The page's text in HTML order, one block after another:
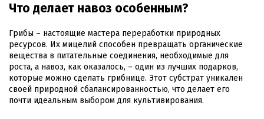
Что делает навоз особенным?
Грибы – настоящие мастера переработки природных
ресурсов. Их мицелий способен превращать органические
вещества в питательные соединения, необходимые для
роста, а навоз, как оказалось, – один из лучших подарков,
которые можно сделать грибнице. Этот субстрат уникален
своей природной сбалансированностью, что делает его
почти идеальным выбором для культивирования.